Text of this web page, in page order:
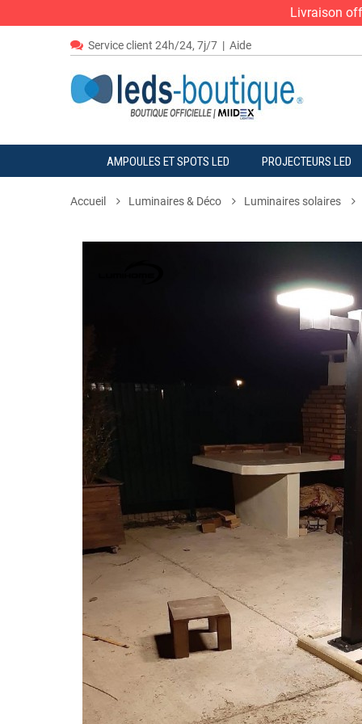
Livraison
Service client 24h/24, 7j/7 | Aide
AMPOULES ET SPOTS LED PROJECTEURS LED
Accueil Luminaires & Déco Luminaires solaires